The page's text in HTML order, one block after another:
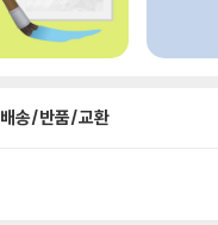
배송/반품/교환